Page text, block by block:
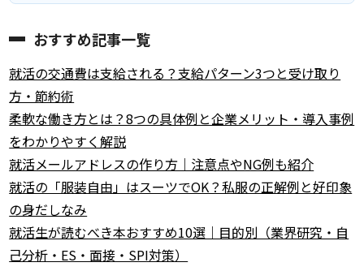
おすすめ記事一覧
就活の交通費は支給される？支給パターン3つと受け取り
方・節約術
柔軟な働き方とは？8つの具体例と企業メリット・導入事例
をわかりやすく解説
就活メールアドレスの作り方｜注意点やNG例も紹介
就活の「服装自由」はスーツでOK？私服の正解例と好印象
の身だしなみ
就活生が読むべき本おすすめ10選｜目的別（業界研究・自
己分析・ES・面接・SPI対策）